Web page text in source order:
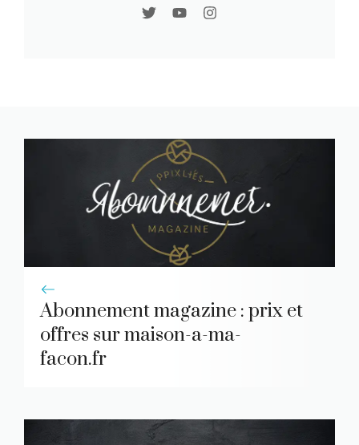
Abonnement magazine : prix et
offres sur maison-a-ma-
facon.fr